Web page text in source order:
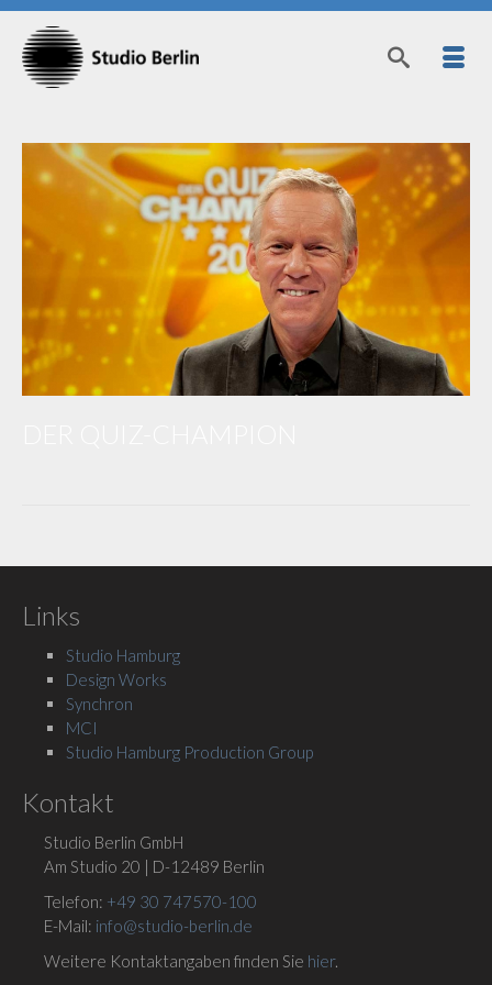
Links
Studio Hamburg
Design Works
Synchron
MCI
Studio Hamburg Production Group
Kontakt
Studio Berlin GmbH
Am Studio 20 | D-12489 Berlin
Telefon: +49 30 747570-100
E-Mail: info@studio-berlin.de
Weitere Kontaktangaben finden Sie hier.